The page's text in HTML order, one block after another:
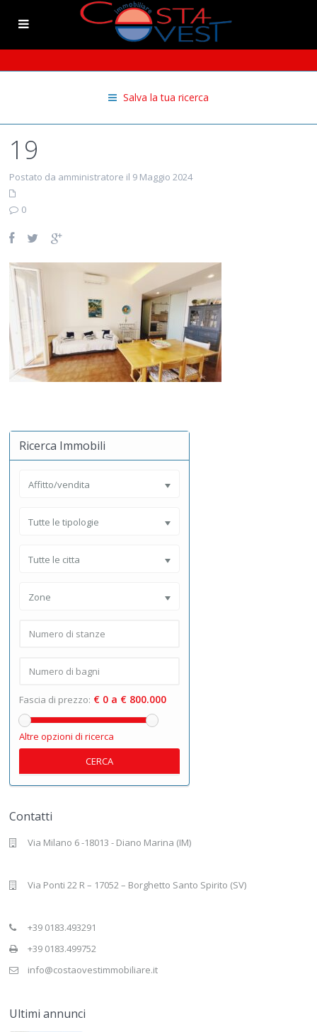
Salva la tua ricerca
19
Postato da amministratore il 9 Maggio 2024
0
Ricerca Immobili
Affitto/vendita
Tutte le tipologie
Tutte le citta
Zone
Fascia di prezzo: € 0 a € 800.000
Altre opzioni di ricerca
CERCA
Contatti
Via Milano 6 -18013 - Diano Marina (IM)
Via Ponti 22 R – 17052 – Borghetto Santo Spirito (SV)
+39 0183.493291
+39 0183.499752
info@costaovestimmobiliare.it
Ultimi annunci